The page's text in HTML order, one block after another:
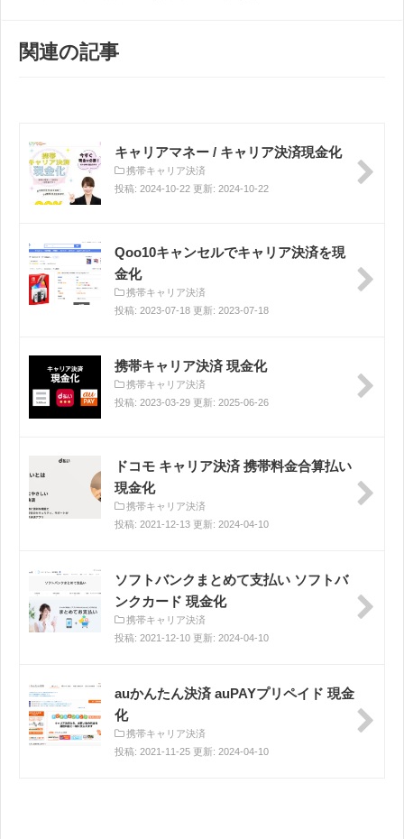
関連の記事
キャリアマネー / キャリア決済現金化
携帯キャリア決済
投稿: 2024-10-22 更新: 2024-10-22
Qoo10キャンセルでキャリア決済を現
金化
携帯キャリア決済
投稿: 2023-07-18 更新: 2023-07-18
携帯キャリア決済 現金化
携帯キャリア決済
投稿: 2023-03-29 更新: 2025-06-26
ドコモ キャリア決済 携帯料金合算払い
現金化
携帯キャリア決済
投稿: 2021-12-13 更新: 2024-04-10
ソフトバンクまとめて支払い ソフトバ
ンクカード 現金化
携帯キャリア決済
投稿: 2021-12-10 更新: 2024-04-10
auかんたん決済 auPAYプリペイド 現金
化
携帯キャリア決済
投稿: 2021-11-25 更新: 2024-04-10